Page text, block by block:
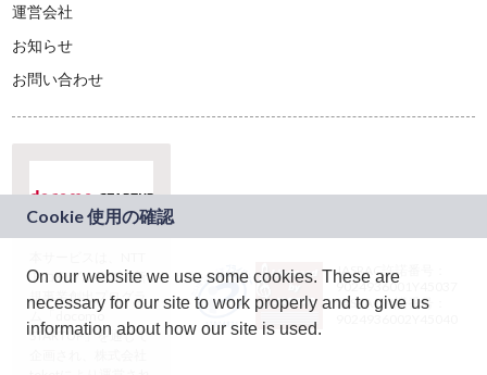
On our website we use some cookies. These are
necessary for our site to work properly and to give us
information about how our site is used.
運営会社
お知らせ
お問い合わせ
ドコモグループの新
規事業創出プログラ
ム「docomo
STARTUP」を通じて
JASRAC許諾番号：
9024936001Y45037
JASRAC許諾番号：